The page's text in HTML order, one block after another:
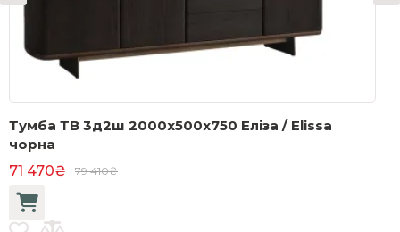
Тумба ТВ 3д2ш 2000x500x750 Еліза / Elissa
чорна
71 470₴
79 410₴